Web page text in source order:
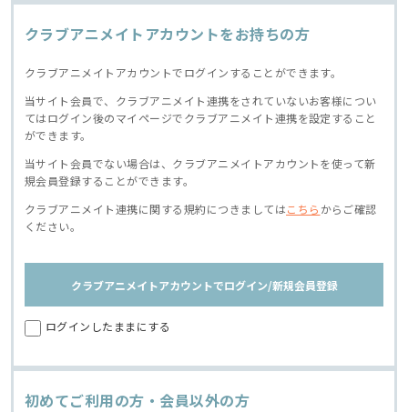
クラブアニメイトアカウントをお持ちの方
クラブアニメイトアカウントでログインすることができます。
当サイト会員で、クラブアニメイト連携をされていないお客様につい
てはログイン後のマイページでクラブアニメイト連携を設定すること
ができます。
当サイト会員でない場合は、クラブアニメイトアカウントを使って新
規会員登録することができます。
クラブアニメイト連携に関する規約につきましてはこちら からご確認
ください。
クラブアニメイトアカウントでログイン/新規会員登録
ログインしたままにする
初めてご利用の方・会員以外の方